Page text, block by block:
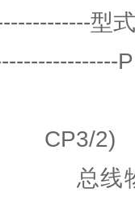
型
2)
：